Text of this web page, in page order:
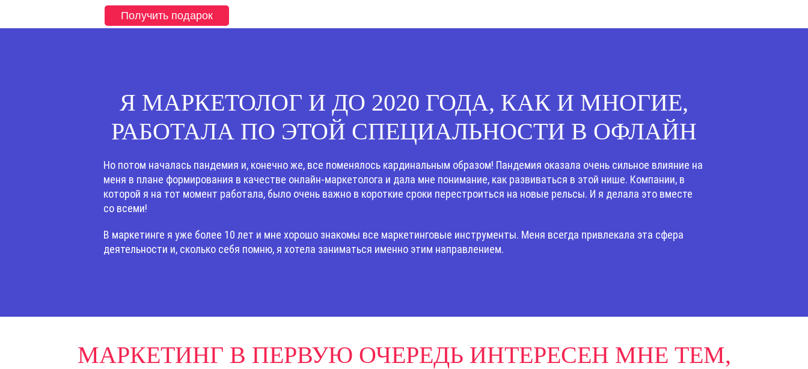
Получить подарок
Я МАРКЕТОЛОГ И ДО 2020 ГОДА, КАК И МНОГИЕ,
РАБОТАЛА ПО ЭТОЙ СПЕЦИАЛЬНОСТИ В ОФЛАЙН
Но потом началась пандемия и, конечно же, все поменялось кардинальным образом! Пандемия оказала очень сильное влияние на
меня в плане формирования в качестве онлайн-маркетолога и дала мне понимание, как развиваться в этой нише. Компании, в
которой я на тот момент работала, было очень важно в короткие сроки перестроиться на новые рельсы. И я делала это вместе
со всеми!
В маркетинге я уже более 10 лет и мне хорошо знакомы все маркетинговые инструменты. Меня всегда привлекала эта сфера
деятельности и, сколько себя помню, я хотела заниматься именно этим направлением.
МАРКЕТИНГ В ПЕРВУЮ ОЧЕРЕДЬ ИНТЕРЕСЕН МНЕ ТЕМ,